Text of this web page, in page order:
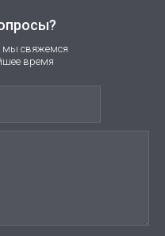
мы свяжемся
время